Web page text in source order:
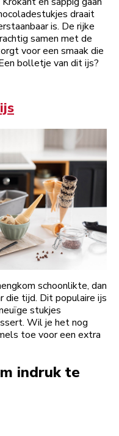
draait
is. De rijke
samen met de
voor een smaak die
bolletje van dit ijs?
schoonlikte, dan
die tijd. Dit populaire ijs
stukjes
Wil je het nog
toe voor een extra
indruk te